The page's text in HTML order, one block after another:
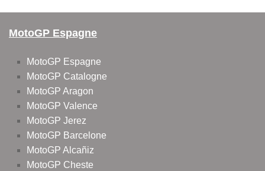
MotoGP Espagne
MotoGP Espagne
MotoGP Catalogne
MotoGP Aragon
MotoGP Valence
MotoGP Jerez
MotoGP Barcelone
MotoGP Alcañiz
MotoGP Cheste